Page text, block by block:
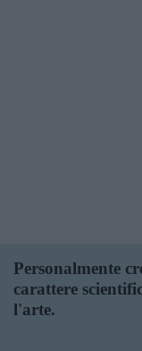
Personalmente
carattere
l'arte.